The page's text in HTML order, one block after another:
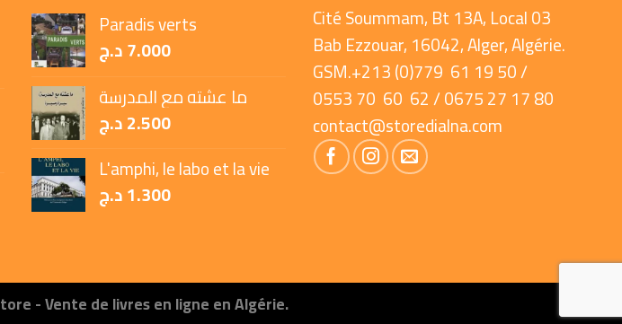
Paradis verts
7.000د.ج
ما عشته مع المدرسة
2.500د.ج
L'amphi, le labo et la vie
1.300د.ج
Cité Soummam, Bt 13A, Local 03
Bab Ezzouar, 16042, Alger, Algérie.
GSM.+213 (0)779 61 19 50 /
0553 70 60 62 / 0675 27 17 80
contact@storedialna.com
- Vente de livres en ligne en Algérie.